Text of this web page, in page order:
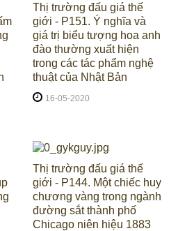
Thị trường đấu giá thế
giới - P151. Ý nghĩa và
giá trị biểu tượng hoa anh
đào thường xuất hiện
trong các tác phẩm nghệ
thuật của Nhật Bản
16-05-2020
Thị trường đấu giá thế
giới - P144. Một chiếc huy
chương vàng trong ngành
đường sắt thành phố
Chicago niên hiệu 1883